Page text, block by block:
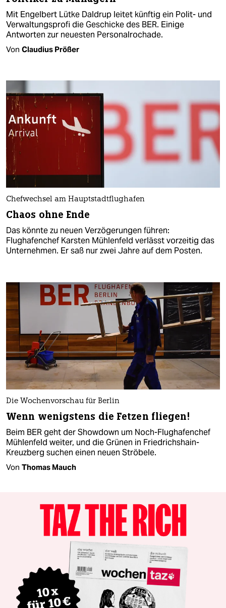
Mit Engelbert Lütke Daldrup leitet künftig ein Polit- und
Verwaltungsprofi die Geschicke des BER. Einige
Antworten zur neuesten Personalrochade.
Von Claudius Prößer
Chefwechsel am Hauptstadtflughafen
Chaos ohne Ende
Das könnte zu neuen Verzögerungen führen:
Flughafenchef Karsten Mühlenfeld verlässt vorzeitig das
Unternehmen. Er saß nur zwei Jahre auf dem Posten.
Die Wochenvorschau für Berlin
Wenn wenigstens die Fetzen fliegen!
Beim BER geht der Showdown um Noch-Flughafenchef
Mühlenfeld weiter, und die Grünen in Friedrichshain-
Kreuzberg suchen einen neuen Ströbele.
Von Thomas Mauch